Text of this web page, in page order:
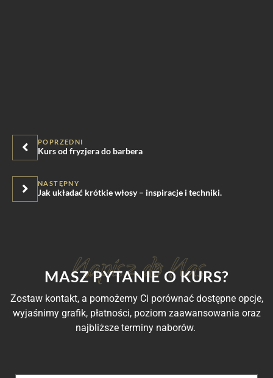
POPRZEDNI
Kurs od fryzjera do barbera
NASTĘPNY
Jak układać krótkie włosy – inspiracje i techniki.
MASZ PYTANIE O KURS?
Zostaw kontakt, a pomożemy Ci porównać dostępne opcje,
wyjaśnimy grafik, płatności, poziom zaawansowania oraz
najbliższe terminy naborów.